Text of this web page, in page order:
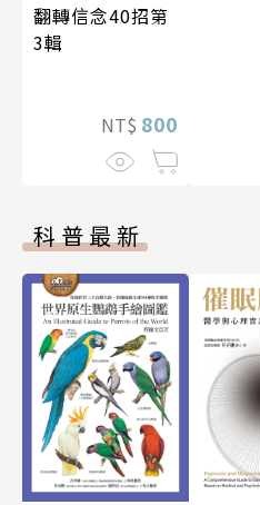
翻轉信念40招第
3輯
NT$ 800
科普最新